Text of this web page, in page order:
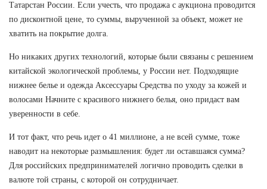
Татарстан России. Если учесть, что продажа с аукциона проводится
по дисконтной цене, то суммы, вырученной за объект, может не
хватить на покрытие долга.
Но никаких других технологий, которые были связаны с решением
китайской экологической проблемы, у России нет. Подходящие
нижнее белье и одежда Аксессуары Средства по уходу за кожей и
волосами Начните с красивого нижнего белья, оно придаст вам
уверенности в себе.
И тот факт, что речь идет о 41 миллионе, а не всей сумме, тоже
наводит на некоторые размышления: будет ли оставшаяся сумма?
Для российских предпринимателей логично проводить сделки в
валюте той страны, с которой он сотрудничает.